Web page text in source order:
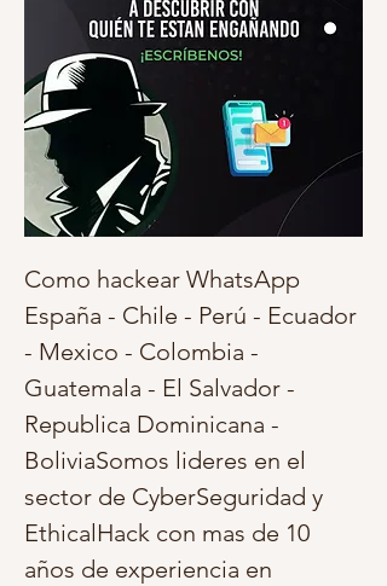
Como hackear WhatsApp
España - Chile - Perú - Ecuador
- Mexico - Colombia -
Guatemala - El Salvador -
Republica Dominicana -
BoliviaSomos lideres en el
sector de CyberSeguridad y
EthicalHack con mas de 10
años de experiencia en